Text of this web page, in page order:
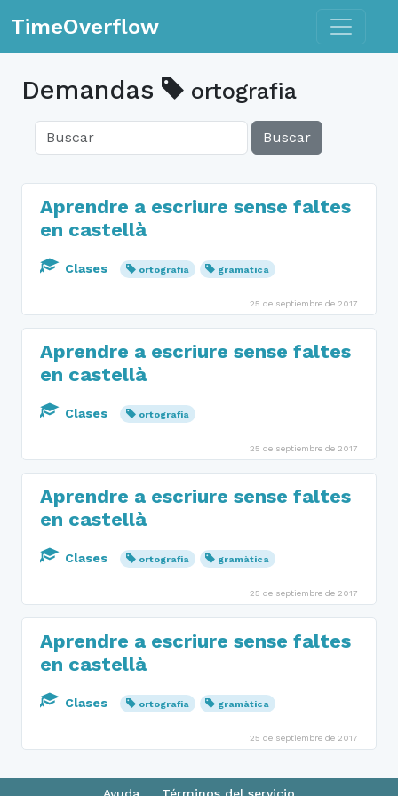
TimeOverflow Toggle
Demandas ortografia
Buscar
Aprendre a escriure sense faltes
en castellà
Clases ortografia gramatica
25 de septiembre de 2017
Aprendre a escriure sense faltes
en castellà
Clases ortografia
25 de septiembre de 2017
Aprendre a escriure sense faltes
en castellà
Clases ortografia gramàtica
25 de septiembre de 2017
Aprendre a escriure sense faltes
en castellà
Clases ortografia gramàtica
25 de septiembre de 2017